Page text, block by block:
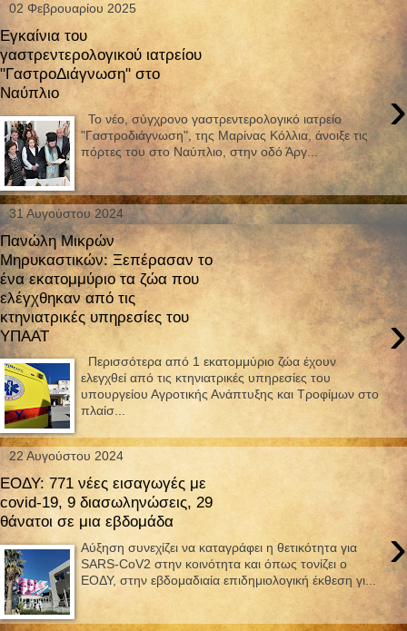
02 Φεβρουαρίου 2025
Εγκαίνια του
γαστρεντερολογικού ιατρείου
"ΓαστροΔιάγνωση" στο
Ναύπλιο
›
Το νέο, σύγχρονο γαστρεντερολογικό ιατρείο
"Γαστροδιάγνωση", της Μαρίνας Κόλλια, άνοιξε τις
πόρτες του στο Ναύπλιο, στην οδό Άργ...
31 Αυγούστου 2024
Πανώλη Μικρών
Μηρυκαστικών: Ξεπέρασαν το
ένα εκατομμύριο τα ζώα που
ελέγχθηκαν από τις
κτηνιατρικές υπηρεσίες του
ΥΠΑΑΤ
›
Περισσότερα από 1 εκατομμύριο ζώα έχουν
ελεγχθεί από τις κτηνιατρικές υπηρεσίες του
υπουργείου Αγροτικής Ανάπτυξης και Τροφίμων στο
πλαίσ...
22 Αυγούστου 2024
ΕΟΔΥ: 771 νέες εισαγωγές με
covid-19, 9 διασωληνώσεις, 29
θάνατοι σε μια εβδομάδα
›
Αύξηση συνεχίζει να καταγράφει η θετικότητα για
SARS-CoV2 στην κοινότητα και όπως τονίζει ο
ΕΟΔΥ, στην εβδομαδιαία επιδημιολογική έκθεση γι...